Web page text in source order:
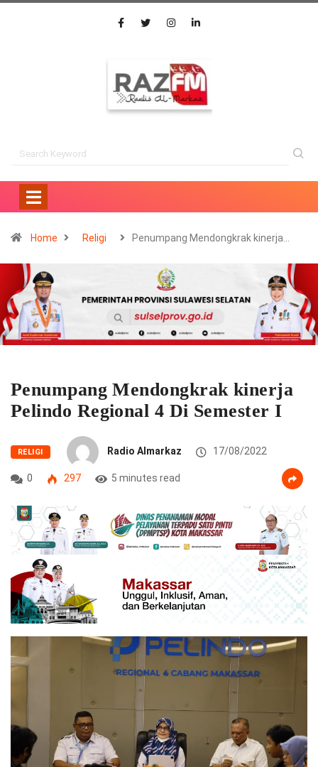
Home Religi Penumpang Mendongkrak kinerja…
Penumpang Mendongkrak kinerja
Pelindo Regional 4 Di Semester I
RELIGI Radio Almarkaz 17/08/2022
0 297 5 minutes read